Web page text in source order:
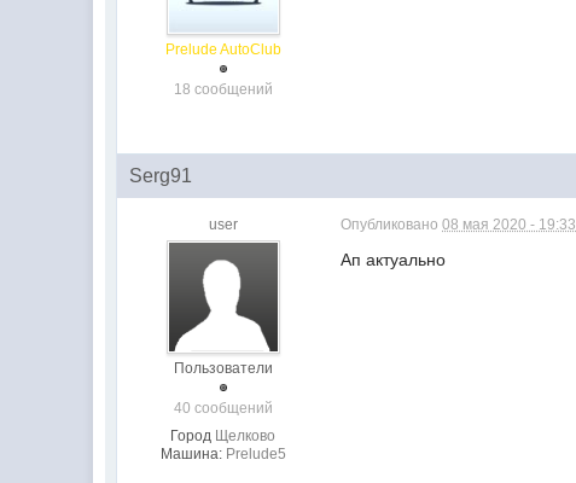
Prelude AutoClub
18 сообщений
Serg91
user
Пользователи
40 сообщений
Город Щелково
Машина: Prelude5
Опубликовано08 мая 2020 - 19:33
Ап актуально